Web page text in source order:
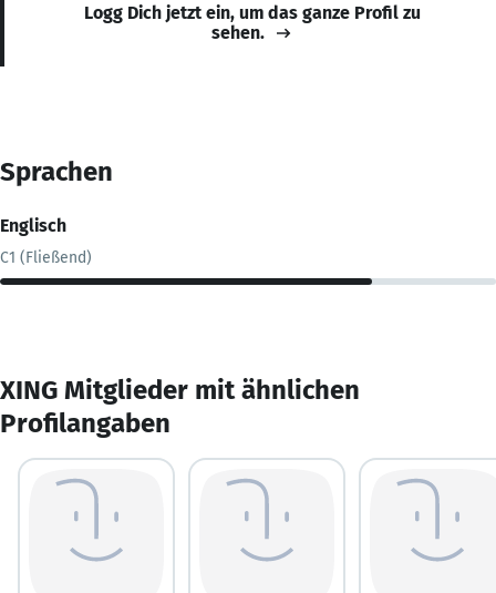
Logg Dich jetzt ein, um das ganze Profil zu
sehen.
Sprachen
Englisch
C1 (Fließend)
XING Mitglieder mit ähnlichen
Profilangaben